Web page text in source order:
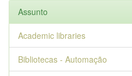
Assunto
Academic libraries
Bibliotecas - Automação